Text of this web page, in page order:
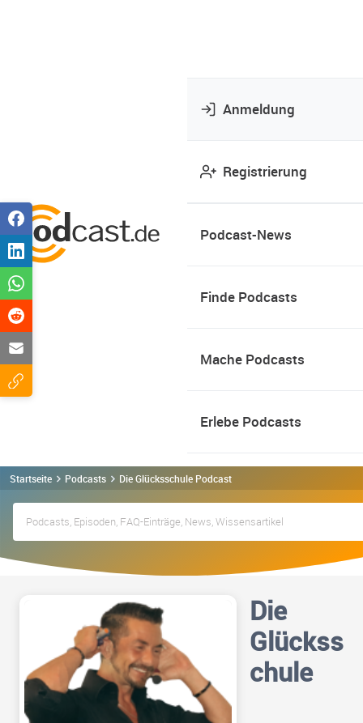
Anmeldung
Registrierung
Podcast-News
Finde Podcasts
Mache Podcasts
Erlebe Podcasts
Startseite Podcasts Die Glücksschule Podcast
Die
Glückss
chule